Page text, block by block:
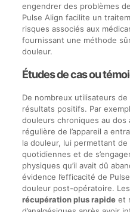
engendrer des problèmes
Pulse Align facilite un
risques associés aux
fournissant une méthode
douleur.
Études de cas ou
De nombreux utilisateurs
résultats positifs. Par
douleurs chroniques au dos
régulière de l’appareil a
la douleur, lui permettant
quotidiennes et de
physiques qu’il avait dû
évidence l’efficacité de
douleur post-opératoire.
récupération plus rapideet